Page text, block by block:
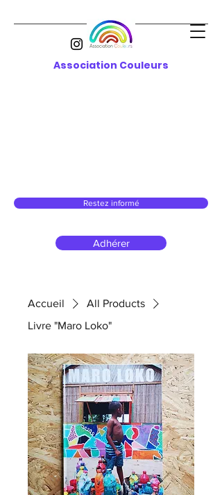
Association Couleurs
Restez informé
Adhérer
Accueil
All Products
Livre "Maro Loko"